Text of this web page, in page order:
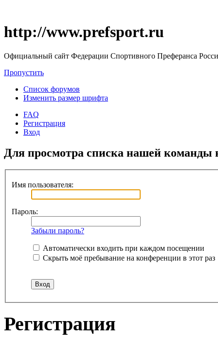
http://www.prefsport.ru
Официальный сайт Федерации Спортивного Преферанса
Пропустить
Список форумов
Изменить размер шрифта
FAQ
Регистрация
Вход
Для просмотра списка нашей
Имя пользователя:
Пароль:
Забыли пароль?
Автоматически входить при каждом посещении
Скрыть моё пребывание на конференции в этот раз
Регистрация